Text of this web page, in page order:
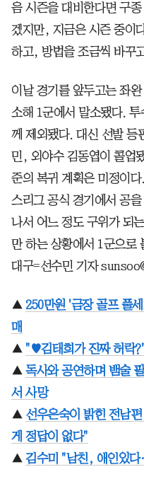
음 시즌을 대비한다면 구
겠지만, 지금은 시즌 중이
하고, 방법을 조금씩 바꾸
이날 경기를 앞두고는 좌
소해 1군에서 말소됐다.
께 제외됐다. 대신 선발 등
민, 외야수 김동엽이 콜업
준의 복귀 계획은 미정이
스리그 공식 경기에서 공
나서 어느 정도 구위가 되
만 하는 상황에서 1군으로
대구=선수민 기자
▲ 250만원 '금장 골프 풀
매
▲ "♥김태희가 진짜 허락
▲ 독사와 공연하며 뱀술
서 사망
▲ 선우은숙이 밝힌 전남
게 정답이 없다"
▲ 김수미 "남친, 애인있